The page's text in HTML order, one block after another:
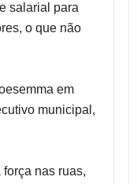
salarial para
o que não
em
municipal,
força nas ruas,